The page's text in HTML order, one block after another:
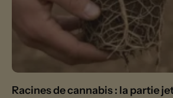
Racines de cannabis : la partie